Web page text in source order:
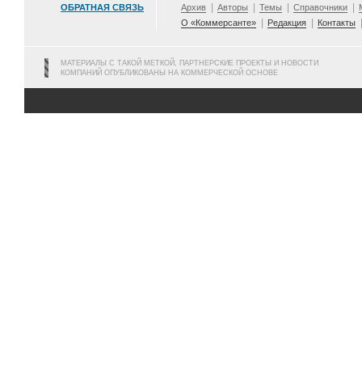
ОБРАТНАЯ СВЯЗЬ Архив Авторы Темы Справочники
О «Коммерсанте»
Редакция Контакты
МАТЕРИАЛЫ С ТАКОЙ МЕТКОЙ, ПАРТНЕРСКИЕ ПРОЕКТЫ И НОВОСТИ
КОМПАНИЙ ОПУБЛИКОВАНЫ НА КОММЕРЧЕСКОЙ ОСНОВЕ